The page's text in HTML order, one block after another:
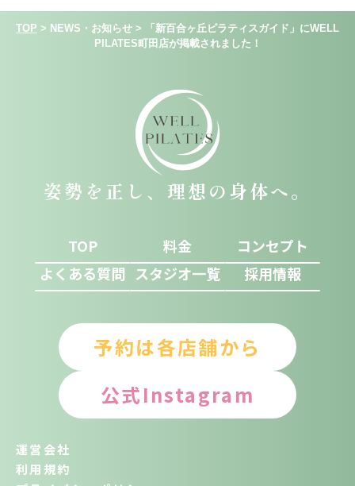
TOP > NEWS・お知らせ >
「新百合ヶ丘ピラティスガイド」にWELL
PILATES町田店が掲載されました！
姿勢を正し、理想の身体へ。
TOP 料金
コンセプト
よくある質問 スタジオ一覧 採用情報
予約は各店舗から
公式Instagram
運営会社
利用規約